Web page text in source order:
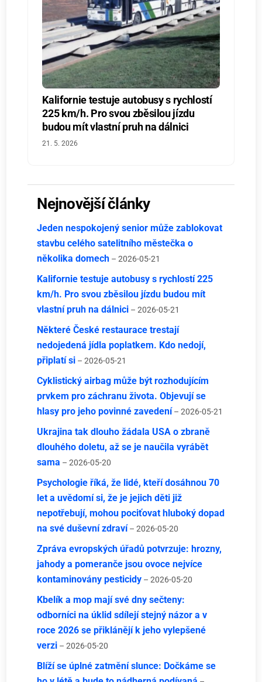
Kalifornie testuje autobusy s rychlostí
225 km/h. Pro svou zběsilou jízdu
budou mít vlastní pruh na dálnici
21. 5. 2026
Nejnovější články
Jeden nespokojený senior může zablokovat
stavbu celého satelitního městečka o
několika domech – 2026-05-21
Kalifornie testuje autobusy s rychlostí 225
km/h. Pro svou zběsilou jízdu budou mít
vlastní pruh na dálnici – 2026-05-21
Některé České restaurace trestají
nedojedená jídla poplatkem. Kdo nedojí,
připlatí si – 2026-05-21
Cyklistický airbag může být rozhodujícím
prvkem pro záchranu života. Objevují se
hlasy pro jeho povinné zavedení – 2026-05-21
Ukrajina tak dlouho žádala USA o zbraně
dlouhého doletu, až se je naučila vyrábět
sama – 2026-05-20
Psychologie říká, že lidé, kteří dosáhnou 70
let a uvědomí si, že je jejich děti již
nepotřebují, mohou pociťovat hluboký dopad
na své duševní zdraví – 2026-05-20
Zpráva evropských úřadů potvrzuje: hrozny,
jahody a pomeranče jsou ovoce nejvíce
kontaminovány pesticidy – 2026-05-20
Kbelík a mop mají své dny sečteny:
odborníci na úklid sdílejí stejný názor a v
roce 2026 se přiklánějí k jeho vylepšené
verzi – 2026-05-20
Blíží se úplné zatmění slunce: Dočkáme se